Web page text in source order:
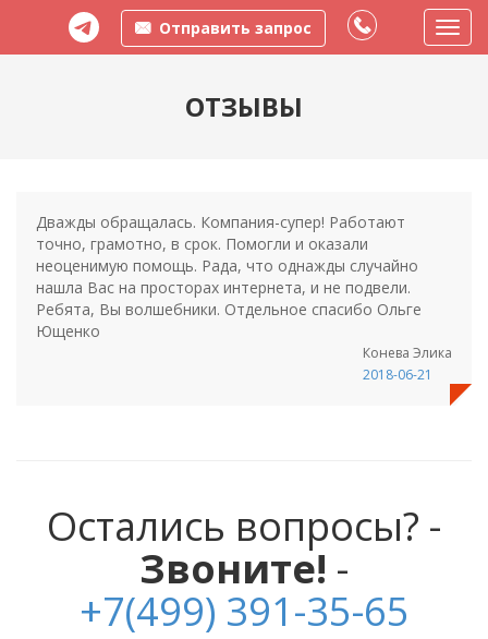
Отправить запрос
меню
ОТЗЫВЫ
Дважды обращалась. Компания-супер! Работают
точно, грамотно, в срок. Помогли и оказали
неоценимую помощь. Рада, что однажды случайно
нашла Вас на просторах интернета, и не подвели.
Ребята, Вы волшебники. Отдельное спасибо Ольге
Ющенко
Конева Элика
2018-06-21
Остались вопросы? -
Звоните! -
+7(499) 391-35-65